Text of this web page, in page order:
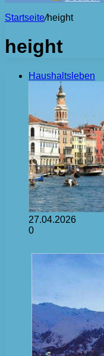
Startseite/height
height
Haushaltsleben
27.04.2026
0